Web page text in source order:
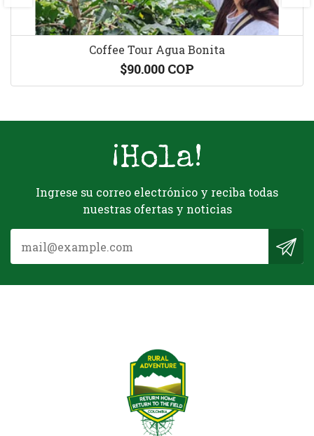
Coffee Tour Agua Bonita
$90.000 COP
¡Hola!
Ingrese su correo electrónico y reciba todas
nuestras ofertas y noticias